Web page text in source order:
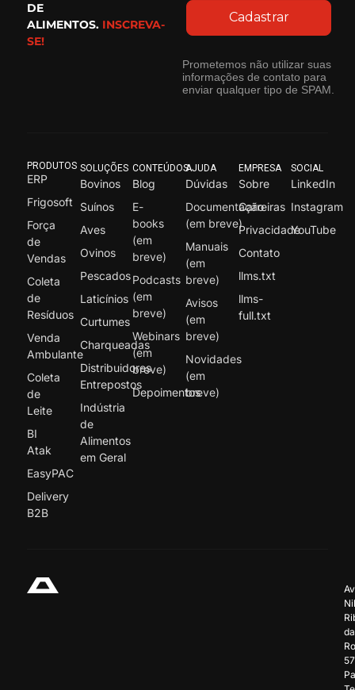
DE
ALIMENTOS. INSCREVA-
SE!
Cadastrar
Prometemos não utilizar suas
informações de contato para
enviar qualquer tipo de SPAM.
PRODUTOS
ERP
Frigosoft
Força
de
Vendas
Coleta
de
Resíduos
Venda
Ambulante
Coleta
de
Leite
BI
Atak
EasyPAC
Delivery
B2B
SOLUÇÕES
Bovinos
Suínos
Aves
Ovinos
Pescados
Laticínios
Curtumes
Charqueadas
Distribuidores
Entrepostos
Indústria
de
Alimentos
em Geral
CONTEÚDOS
Blog
E-
books
(em
breve)
Podcasts
(em
breve)
Webinars
(em
breve)
Depoimentos
AJUDA
Dúvidas
Documentação
(em breve)
Manuais
(em
breve)
Avisos
(em
breve)
Novidades
(em
breve)
EMPRESA
Sobre
Carreiras
Privacidade
Contato
llms.txt
llms-
full.txt
SOCIAL
LinkedIn
Instagram
YouTube
da